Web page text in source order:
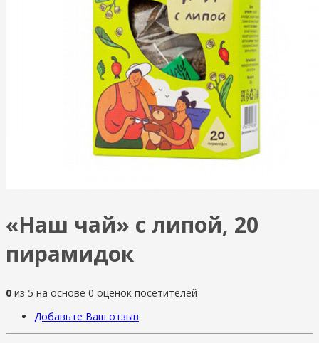
«Наш чай» с липой, 20
пирамидок
0 из 5 на основе 0 оценок посетителей
Добавьте Ваш отзыв